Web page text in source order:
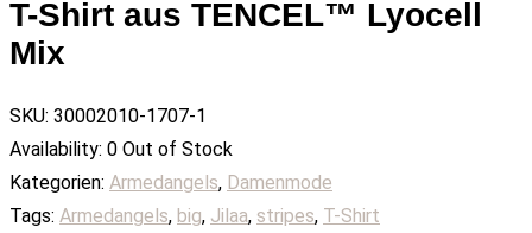
T-Shirt aus TENCEL™ Lyocell
Mix
SKU: 30002010-1707-1
Availability: 0 Out of Stock
Kategorien: Armedangels, Damenmode
Tags: Armedangels, big, Jilaa, stripes, T-Shirt